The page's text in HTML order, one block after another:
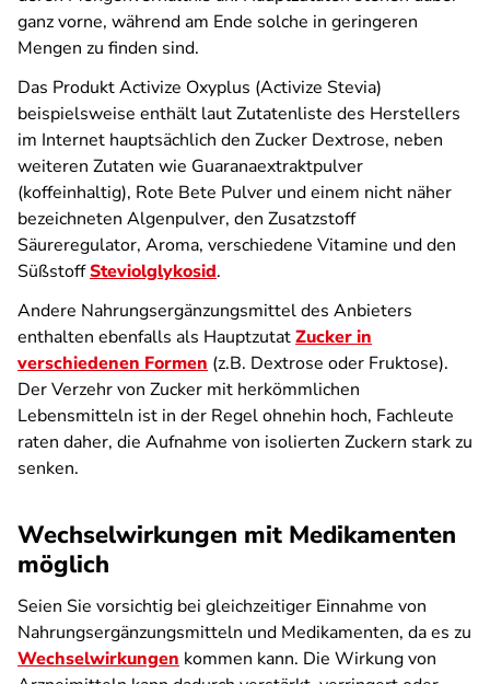
ganz vorne, während am Ende solche in geringeren
Mengen zu finden sind.
Das Produkt Activize Oxyplus (Activize Stevia)
beispielsweise enthält laut Zutatenliste des Herstellers
im Internet hauptsächlich den Zucker Dextrose, neben
weiteren Zutaten wie Guaranaextraktpulver
(koffeinhaltig), Rote Bete Pulver und einem nicht näher
bezeichneten Algenpulver, den Zusatzstoff
Säureregulator, Aroma, verschiedene Vitamine und den
SüßstoffSteviolglykosid.
Andere Nahrungsergänzungsmittel des Anbieters
enthalten ebenfalls als HauptzutatZucker in
verschiedenen Formen (z.B. Dextrose oder Fruktose).
Der Verzehr von Zucker mit herkömmlichen
Lebensmitteln ist in der Regel ohnehin hoch, Fachleute
raten daher, die Aufnahme von isolierten Zuckern stark zu
senken.
Wechselwirkungen mit Medikamenten
möglich
Seien Sie vorsichtig bei gleichzeitiger Einnahme von
Nahrungsergänzungsmitteln und Medikamenten, da es zu
Wechselwirkungen kommen kann. Die Wirkung von